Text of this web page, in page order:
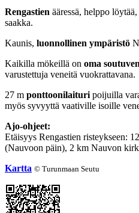
Rengastien ääressä, helppo
saakka.
Kaunis, luonnollinen ympäristö
Kaikilla mökeillä on oma
varustettuja veneitä vuokrattavana.
27 m ponttoonilaituri poijuilla
myös syvyyttä vaativille isoille
Ajo-ohjeet:
Etäisyys Rengastien risteykseen:
(Nauvoon päin), 2 km Nauvon
Kartta © Turunmaan Seutu